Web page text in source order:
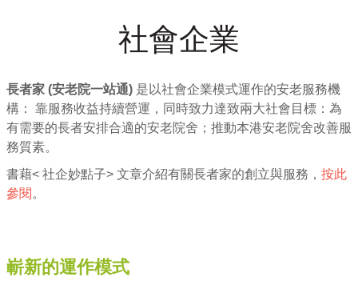
社會企業
長者家 (安老院一站通) 是以社會企業模式運作的安老服務機
構： 靠服務收益持續營運，同時致力達致兩大社會目標：為
有需要的長者安排合適的安老院舍；推動本港安老院舍改善服
務質素。
書藉< 社企妙點子> 文章介紹有關長者家的創立與服務， 按此
參閱 。
嶄新的運作模式